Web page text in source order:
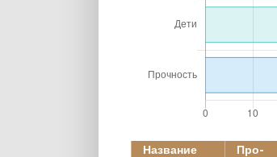
Название
Про-